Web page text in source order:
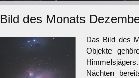
Bild des Monats
Das Bild des
Objekte
Nächten